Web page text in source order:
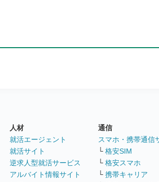
人材
就活エージェント
就活サイト
逆求人型就活サービス
アルバイト情報サイト
通信
スマホ・携帯通信
└ 格安SIM
└ 格安スマホ
└ 携帯キャリア